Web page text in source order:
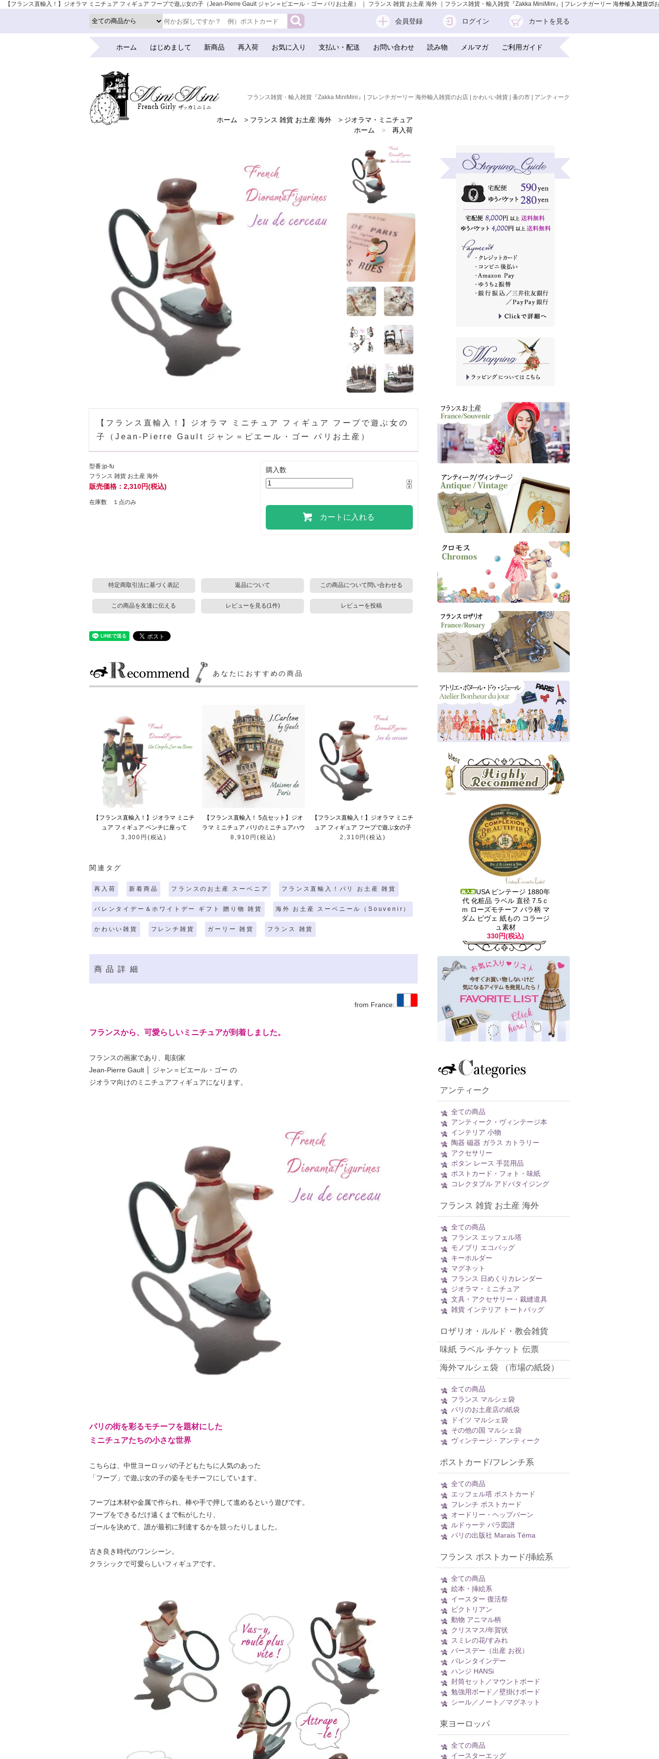
【フランス直輸入！】ジオラマ ミニチュア フィギュア フープで遊ぶ女の子（Jean-Pierre Gault ジャン＝ピエール・ゴー パリお土産） ｜ フランス 雑貨 お土産 海外 ｜フランス雑貨・輸入雑貨『Zakka MiniMini』| フレンチガーリー 海外輸入雑貨の
店 | かわいい雑貨 | 蚤の市 | アンティーク
サイトマップ
会員登録 ログイン カートを見る
ホーム はじめまして 新商品 再入荷 お気に入り 支払い・配送 お問い合わせ 読み物 メルマガ ご利用ガイド
フランス雑貨・輸入雑貨『Zakka MiniMini』| フレンチガーリー 海外輸入雑貨のお店 | かわいい雑貨 | 蚤の市 | アンティーク
ホーム > フランス 雑貨 お土産 海外 > ジオラマ・ミニチュア
ホーム
>
再入荷
フランスのお土産 スーベニア
フランス直輸入！パリ お土産 雑貨
>
バレンタイデー＆ホワイトデー ギフト 贈り物 雑貨
海外 お土産 スーベニール（Souvenir）
>
かわいい雑貨
フレンチ雑貨
ホーム
>
ガーリー 雑貨
フランス 雑貨
【フランス直輸入！】ジオラマ ミニチュア フィギュア フープで遊ぶ女の
子（Jean-Pierre Gault ジャン＝ピエール・ゴー パリお土産）
型番:jp-fu
フランス 雑貨 お土産 海外
販売価格：2,310円(税込)
在庫数 １点のみ
購入数
カートに入れる
特定商取引法に基づく表記 返品について この商品について問い合わせる
この商品を友達に伝える レビューを見る(1件) レビューを投稿
あなたにおすすめの商品
【フランス直輸入！】ジオラマ ミニチ
ュア フィギュア ベンチに座って
（Jean-Pierre Gault ジャン＝ピエー
3,300円(税込)
【フランス直輸入！ 5点セット】ジオ
ラマ ミニチュア パリのミニチュアハウ
ス（Jean-Pierre Gault ジャン＝ピエー
8,910円(税込)
【フランス直輸入！】ジオラマ ミニチ
ュア フィギュア フープで遊ぶ女の子
（Jean-Pierre Gault ジャン＝ピエー
2,310円(税込)
関連タグ
再入荷 新着商品 フランスのお土産 スーベニア フランス直輸入！パリ お土産 雑貨
バレンタイデー＆ホワイトデー ギフト 贈り物 雑貨 海外 お土産 スーベニール（Souvenir）
かわいい雑貨 フレンチ雑貨 ガーリー 雑貨 フランス 雑貨
商品詳細
from France:
フランスから、可愛らしいミニチュアが到着しました。
フランスの画家であり、彫刻家
Jean-Pierre Gault │ ジャン＝ピエール・ゴー の
ジオラマ向けのミニチュアフィギュアになります。
パリの街を彩るモチーフを題材にした
ミニチュアたちの小さな世界
こちらは、中世ヨーロッパの子どもたちに人気のあった
「フープ」で遊ぶ女の子の姿をモチーフにしています。
フープは木材や金属で作られ、棒や手で押して進めるという遊びです。
フープをできるだけ遠くまで転がしたり、
ゴールを決めて、誰が最初に到達するかを競ったりしました。
古き良き時代のワンシーン。
クラシックで可愛らしいフィギュアです。
USA ビンテージ 1880年
代 化粧品 ラベル 直径 7.5ｃ
ｍ ローズモチーフ バラ柄 マ
ダム ピヴェ 紙もの コラージ
ュ素材
330円(税込)
アンティーク
全ての商品
アンティーク・ヴィンテージ本
インテリア 小物
陶器 磁器 ガラス カトラリー
アクセサリー
ボタン レース 手芸用品
ポストカード・フォト・味紙
コレクタブル アドバタイジング
フランス 雑貨 お土産 海外
全ての商品
フランス エッフェル塔
モノプリ エコバッグ
キーホルダー
マグネット
フランス 日めくりカレンダー
ジオラマ・ミニチュア
文具・アクセサリー・裁縫道具
雑貨 インテリア トートバッグ
ロザリオ・ルルド・教会雑貨
味紙 ラベル チケット 伝票
海外マルシェ袋 （市場の紙袋）
全ての商品
フランス マルシェ袋
パリのお土産店の紙袋
ドイツ マルシェ袋
その他の国 マルシェ袋
ヴィンテージ・アンティーク
ポストカード/フレンチ系
全ての商品
エッフェル塔 ポストカード
フレンチ ポストカード
オードリー・ヘップバーン
ルドゥーテ バラ図譜
パリの出版社 Marais Téma
フランス ポストカード/挿絵系
全ての商品
絵本・挿絵系
イースター 復活祭
ビクトリアン
動物 アニマル柄
クリスマス/年賀状
スミレの花/すみれ
バースデー（出産 お祝）
バレンタインデー
ハンジ HANSi
封筒セット／マウントボード
勉強用ボード／壁掛けボード
シール／ノート／マグネット
東ヨーロッパ
全ての商品
イースターエッグ